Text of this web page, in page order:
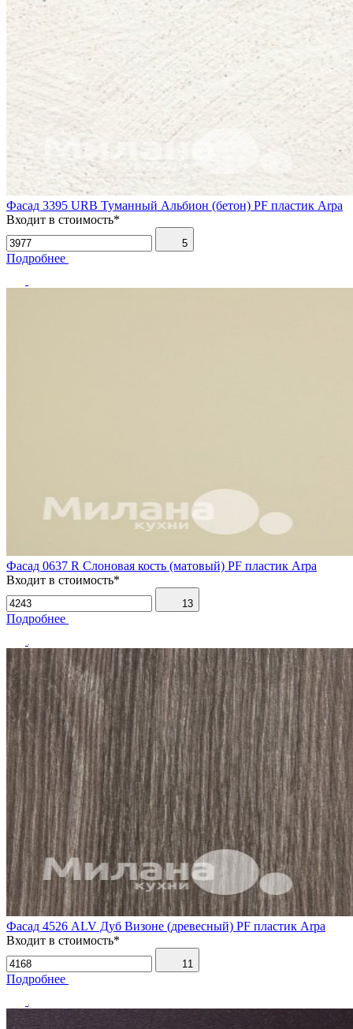
Фасад 3395 URB Туманный Альбион (бетон) PF пластик Arpa
Входит в стоимость*
5
Подробнее
Фасад 0637 R Слоновая кость (матовый) PF пластик Arpa
Входит в стоимость*
13
Подробнее
Фасад 4526 ALV Дуб Визоне (древесный) PF пластик Arpa
Входит в стоимость*
11
Подробнее